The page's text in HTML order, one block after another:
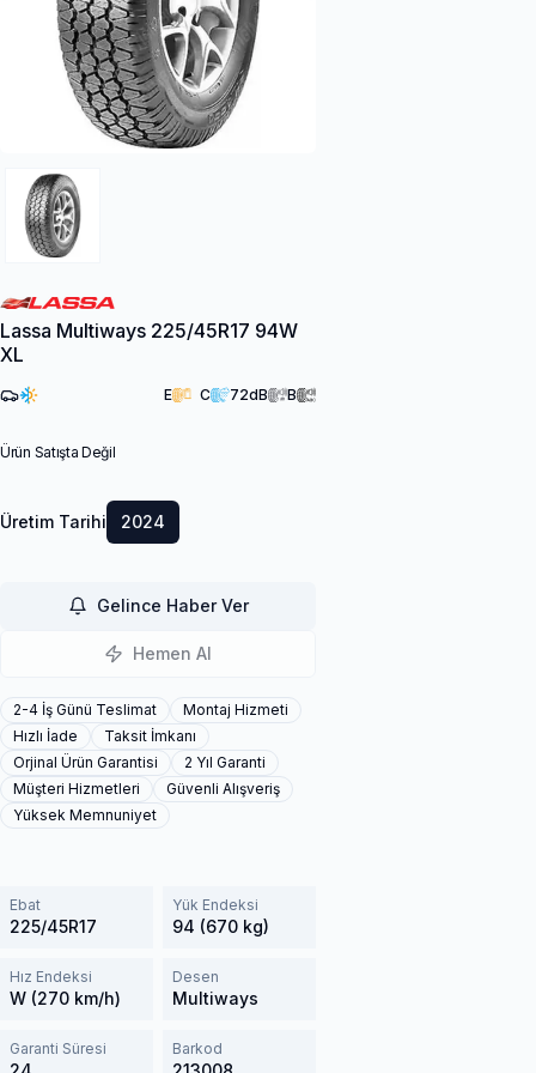
Lassa Multiways 225/45R17 94W
XL
E C 72dB B
Ürün Satışta Değil
Üretim Tarihi 2024
Gelince Haber Ver
Hemen Al
2-4 İş Günü Teslimat
Montaj Hizmeti
Hızlı İade
Taksit İmkanı
Orjinal Ürün Garantisi
2 Yıl Garanti
Müşteri Hizmetleri
Güvenli Alışveriş
Yüksek Memnuniyet
Ebat
225/45R17
Yük Endeksi
94 (670 kg)
Hız Endeksi
W (270 km/h)
Desen
Multiways
Garanti Süresi Barkod